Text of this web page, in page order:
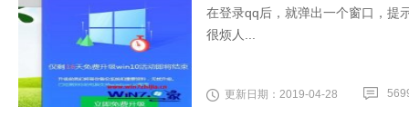
在登录qq后，就弹出一个窗口，提
很烦人...
更新日期：2019-04-28